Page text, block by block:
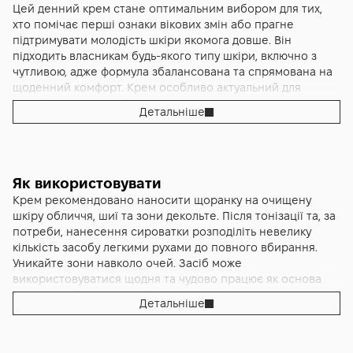
більш гладкою, пружною та рівною, а прояви вікових змін
зменшуються завдяки комплексному поєднанню
антиоксидантів, регенеруючих компонентів та
сонцезахисних фільтрів . Крем розроблений у
професійних лабораторіях Atache та відповідає високим
стандартам дермокосметології, забезпечуючи ефект
інтенсивного омолодження та комфортного щоденного
зменшити наслідки впливу навколишнього середовища,
включно з забрудненнями та сонячною активністю,
завдяки поєднанню антиоксидантів і SPF 15. Обличчя
виглядає свіжішим, відпочилим і більш молодим, ніби
наповненим енергією зсередини. Регулярне
застосування забезпечує стале покращення загального
стану шкіри, відновлює її бар’єр та підсилює природні
Цей денний крем стане оптимальним вибором для тих,
хто помічає перші ознаки вікових змін або прагне
підтримувати молодість шкіри якомога довше. Він
підходить власникам будь-якого типу шкіри, включно з
чутливою, адже формула збалансована та спрямована на
щоденний комфорт. Крем особливо актуальний для
жителів міста, де шкіра щоденно стикається зі стресом,
забрудненням та перепадами температур. Підійде як
Детальніше
Як використовувати
Крем рекомендовано наносити щоранку на очищену
шкіру обличчя, шиї та зони декольте. Після тонізації та, за
потреби, нанесення сироватки розподіліть невелику
кількість засобу легкими рухами до повного вбирання.
Уникайте зони навколо очей. Засіб може
використовуватися щодня та чудово працює як основа
під макіяж. Якщо передбачається тривале перебування на
сонці, варто додатково використовувати засіб із вищим
Детальніше